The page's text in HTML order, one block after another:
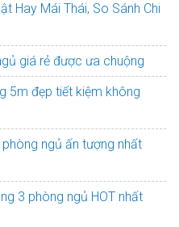
Hay Mái Thái, So Sánh Chi
giá rẻ được ưa chuộng
5m đẹp tiết kiệm không
ngủ ấn tượng nhất
3 phòng ngủ HOT nhất